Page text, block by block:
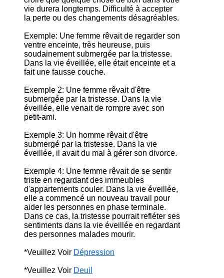
vie durera longtemps. Difficulté à accepter
la perte ou des changements désagréables.
Exemple: Une femme rêvait de regarder son
ventre enceinte, très heureuse, puis
soudainement submergée par la tristesse.
Dans la vie éveillée, elle était enceinte et a
fait une fausse couche.
Exemple 2: Une femme rêvait d'être
submergée par la tristesse. Dans la vie
éveillée, elle venait de rompre avec son
petit-ami.
Exemple 3: Un homme rêvait d'être
submergé par la tristesse. Dans la vie
éveillée, il avait du mal à gérer son divorce.
Exemple 4: Une femme rêvait de se sentir
triste en regardant des immeubles
d'appartements couler. Dans la vie éveillée,
elle a commencé un nouveau travail pour
aider les personnes en phase terminale.
Dans ce cas, la tristesse pourrait refléter ses
sentiments dans la vie éveillée en regardant
des personnes malades mourir.
*Veuillez Voir Dépression
*Veuillez Voir Deuil